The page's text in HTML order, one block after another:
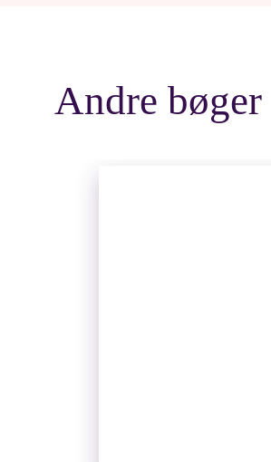
Andre bøger